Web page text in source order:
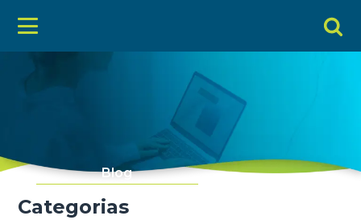
Blog
Categorias